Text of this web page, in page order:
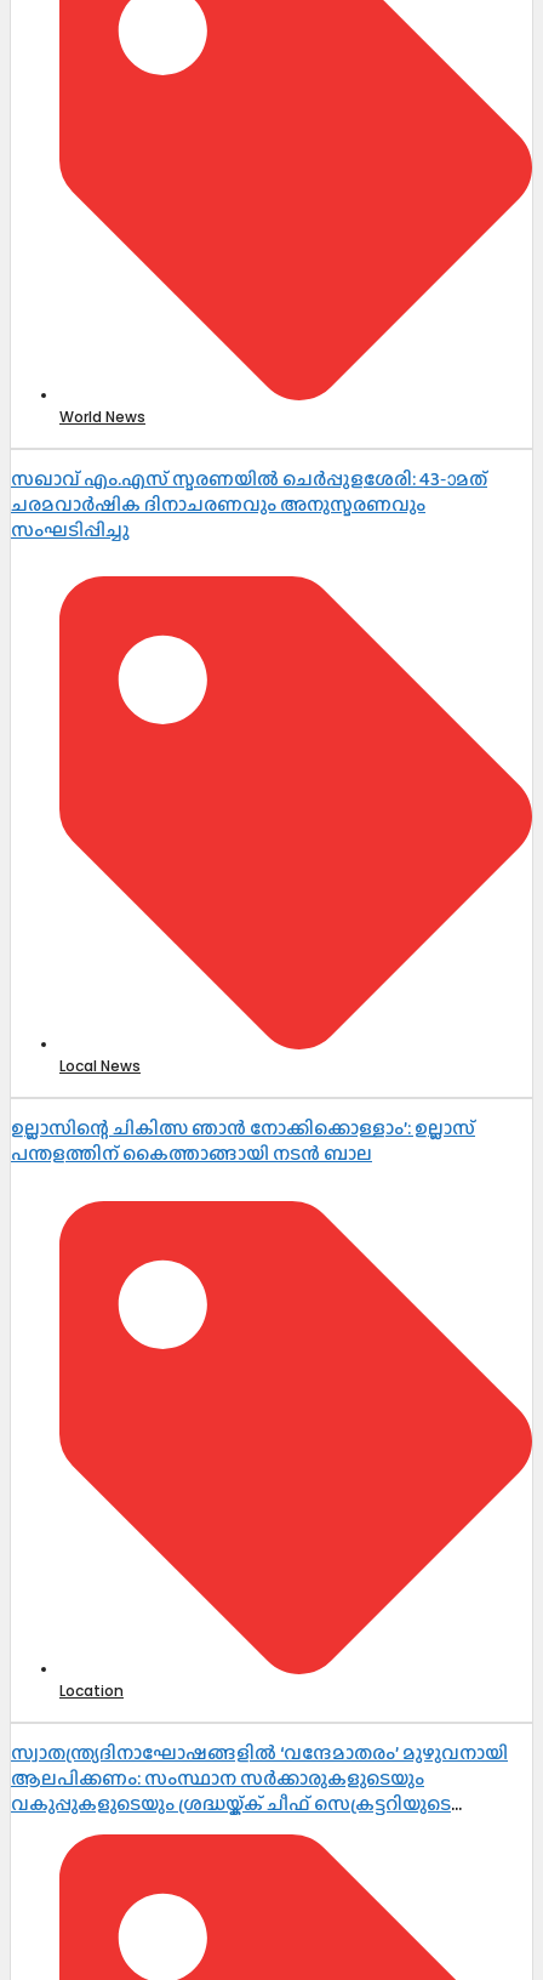
World News
സഖാവ് എം.എസ് സ്മരണയിൽ ചെർപ്പുളശേരി: 43-ാമത്
ചരമവാർഷിക ദിനാചരണവും അനുസ്മരണവും
സംഘടിപ്പിച്ചു
Local News
ഉല്ലാസിന്റെ ചികിത്സ ഞാൻ നോക്കിക്കൊള്ളാം’: ഉല്ലാസ്
പന്തളത്തിന് കൈത്താങ്ങായി നടൻ ബാല
Location
സ്വാതന്ത്ര്യദിനാഘോഷങ്ങളിൽ ‘വന്ദേമാതരം’ മുഴുവനായി
ആലപിക്കണം: സംസ്ഥാന സർക്കാരുകളുടെയും
വകുപ്പുകളുടെയും ശ്രദ്ധയ്ക്ക് ചീഫ് സെക്രട്ടറിയുടെ
നിർദ്ദേശം